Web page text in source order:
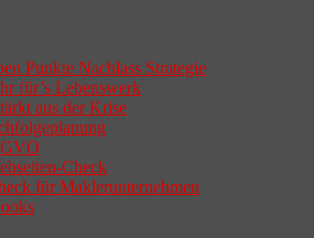
Punkte Nachlass Strategie
für’s Lebenswerk
aus der Krise
Check
für Maklerunternehmen